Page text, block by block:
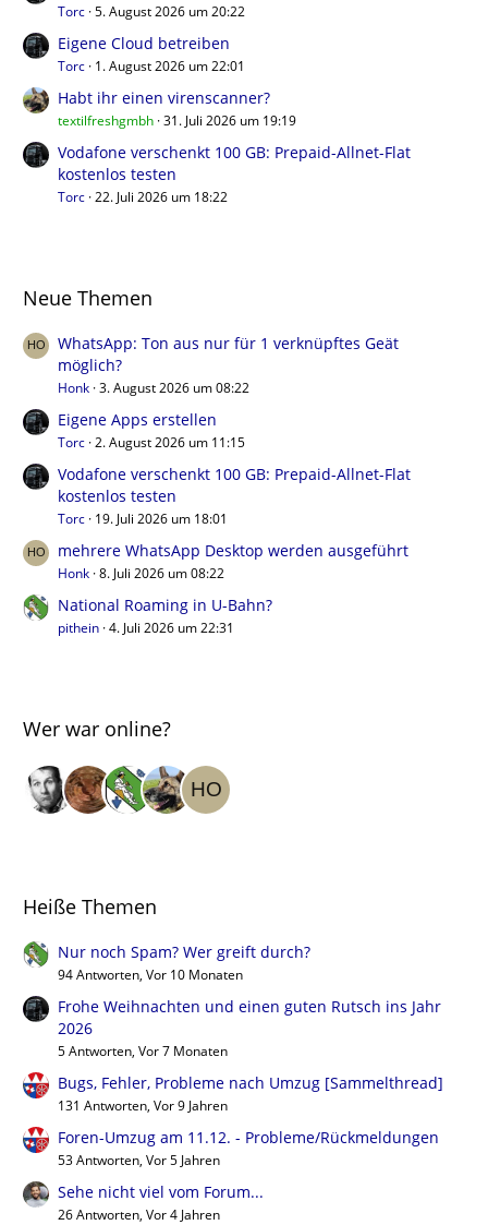
Torc 5. August 2026 um 20:22
Eigene Cloud betreiben
Torc 1. August 2026 um 22:01
Habt ihr einen virenscanner?
textilfreshgmbh 31. Juli 2026 um 19:19
Vodafone verschenkt 100 GB: Prepaid-Allnet-Flat
kostenlos testen
Torc 22. Juli 2026 um 18:22
Neue Themen
WhatsApp: Ton aus nur für 1 verknüpftes Geät
möglich?
Honk 3. August 2026 um 08:22
Eigene Apps erstellen
Torc 2. August 2026 um 11:15
Vodafone verschenkt 100 GB: Prepaid-Allnet-Flat
kostenlos testen
Torc 19. Juli 2026 um 18:01
mehrere WhatsApp Desktop werden ausgeführt
Honk 8. Juli 2026 um 08:22
National Roaming in U-Bahn?
pithein 4. Juli 2026 um 22:31
Wer war online?
Heiße Themen
Nur noch Spam? Wer greift durch?
94 Antworten, Vor 10 Monaten
Frohe Weihnachten und einen guten Rutsch ins Jahr
2026
5 Antworten, Vor 7 Monaten
Bugs, Fehler, Probleme nach Umzug [Sammelthread]
131 Antworten, Vor 9 Jahren
Foren-Umzug am 11.12. - Probleme/Rückmeldungen
53 Antworten, Vor 5 Jahren
Sehe nicht viel vom Forum...
26 Antworten, Vor 4 Jahren